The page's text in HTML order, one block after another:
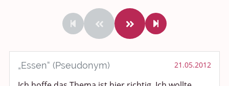
Rundum Leben
Politik und Weltgeschehen
Smalltalk
„Essen“ (Pseudonym) 21.05.2012